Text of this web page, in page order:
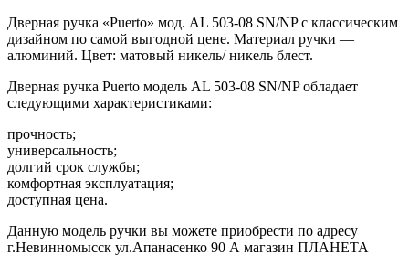
Дверная ручка «Puerto» мод. AL 503-08 SN/NP с классическим
дизайном по самой выгодной цене. Материал ручки —
алюминий. Цвет: матовый никель/ никель блест.
Дверная ручка Puerto модель AL 503-08 SN/NP обладает
следующими характеристиками:
прочность;
универсальность;
долгий срок службы;
комфортная эксплуатация;
доступная цена.
Данную модель ручки вы можете приобрести по адресу
г.Невинномысск ул.Апанасенко 90 А магазин ПЛАНЕТА